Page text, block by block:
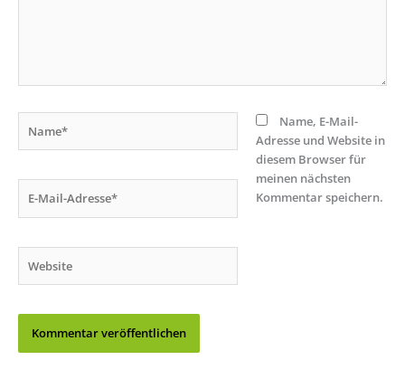
Mail-
Name, E-Mail-
Adresse und Website in
diesem Browser für
meinen nächsten
Kommentar speichern.